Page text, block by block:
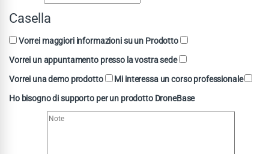
Casella
Vorrei maggiori informazioni su un Prodotto
Vorrei un appuntamento presso la vostra sede
Vorrei una demo prodotto
Mi interessa un corso professionale
Ho bisogno di supporto per un prodotto DroneBase